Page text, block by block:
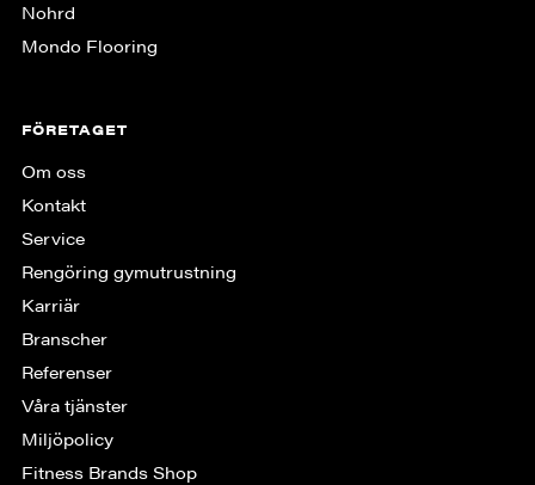
Nohrd
Mondo Flooring
FÖRETAGET
Om oss
Kontakt
Service
Rengöring gymutrustning
Karriär
Branscher
Referenser
Våra tjänster
Miljöpolicy
Fitness Brands Shop